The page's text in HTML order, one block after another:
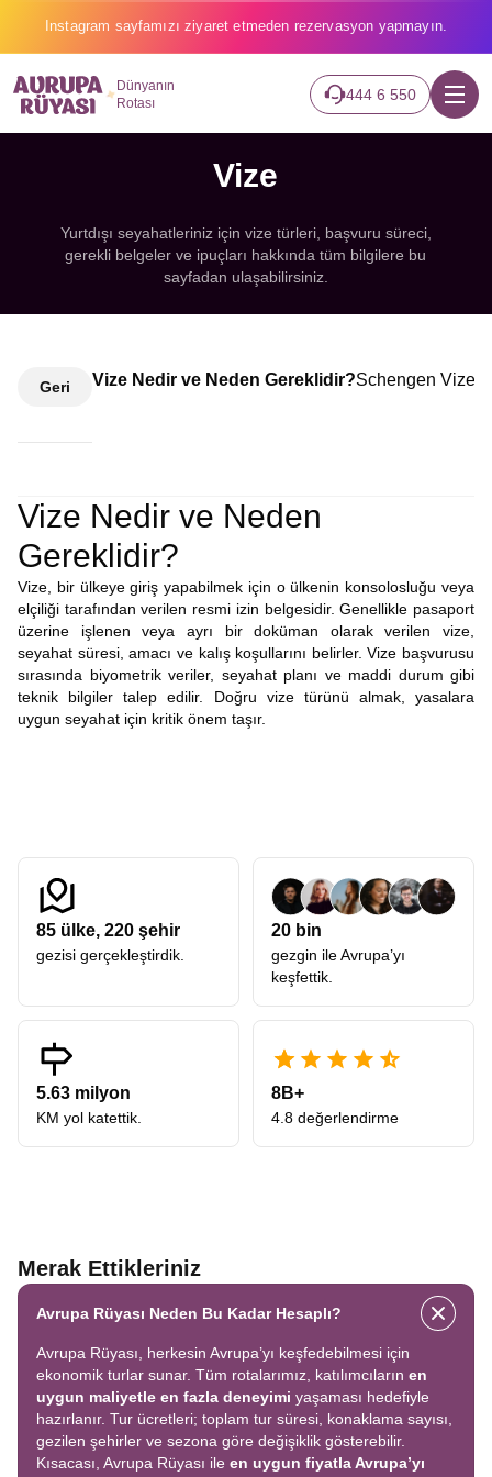
Instagram sayfamızı ziyaret etmeden rezervasyon yapmayın.
Dünyanın
Rotası
444 6 550
Vize
Yurtdışı seyahatleriniz için vize türleri, başvuru süreci,
gerekli belgeler ve ipuçları hakkında tüm bilgilere bu
sayfadan ulaşabilirsiniz.
Geri Vize Nedir ve Neden Gereklidir?Schengen
Vize Nedir ve Neden
Gereklidir?
Vize, bir ülkeye giriş yapabilmek için o ülkenin konsolosluğu veya
elçiliği tarafından verilen resmi izin belgesidir. Genellikle pasaport
üzerine işlenen veya ayrı bir doküman olarak verilen vize,
seyahat süresi, amacı ve kalış koşullarını belirler. Vize başvurusu
sırasında biyometrik veriler, seyahat planı ve maddi durum gibi
teknik bilgiler talep edilir. Doğru vize türünü almak, yasalara
uygun seyahat için kritik önem taşır.
85 ülke, 220 şehir
gezisi gerçekleştirdik.
20 bin
gezgin ile Avrupa’yı
keşfettik.
5.63 milyon
KM yol katettik.
8B+
4.8 değerlendirme
Merak Ettikleriniz
Avrupa Rüyası Neden Bu Kadar Hesaplı?
Avrupa Rüyası, herkesin Avrupa’yı keşfedebilmesi için
ekonomik turlar sunar. Tüm rotalarımız, katılımcıların en
uygun maliyetle en fazla deneyimi yaşaması hedefiyle
hazırlanır. Tur ücretleri; toplam tur süresi, konaklama sayısı,
gezilen şehirler ve sezona göre değişiklik gösterebilir.
Kısacası, Avrupa Rüyası ile en uygun fiyatla Avrupa’yı